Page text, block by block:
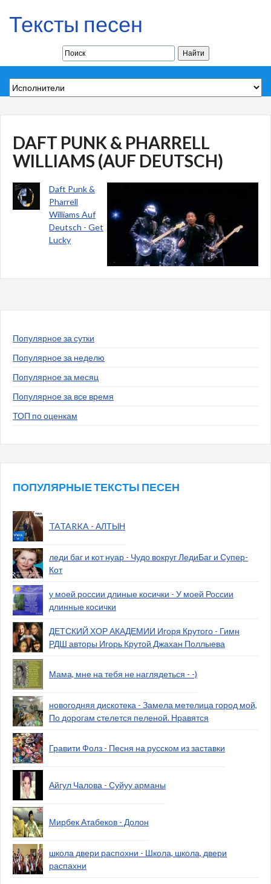
Тексты песен
DAFT PUNK & PHARRELL
WILLIAMS (AUF DEUTSCH)
Daft Punk &
Pharrell
Williams Auf
Deutsch - Get
Lucky
Популярное за сутки
Популярное за неделю
Популярное за месяц
Популярное за все время
ТОП по оценкам
ПОПУЛЯРНЫЕ ТЕКСТЫ ПЕСЕН
TATARKA - АЛТЫН
леди баг и кот нуар - Чудо вокруг ЛедиБаг и Супер-
Кот
у моей россии длиные косички - У моей России
длинные косички
ДЕТСКИЙ ХОР АКАДЕМИИ Игоря Крутого - Гимн
РДШ авторы Игорь Крутой Джахан Поллыева
Мама, мне на тебя не наглядеться - -)
новогодняя дискотека - Замела метелица город мой,
По дорогам стелется пеленой. Нравятся
Гравити Фолз - Песня на русском из заставки
Айгул Чалова - Суйуу арманы
Мирбек Атабеков - Долон
школа двери распохни - Школа, школа, двери
распахни